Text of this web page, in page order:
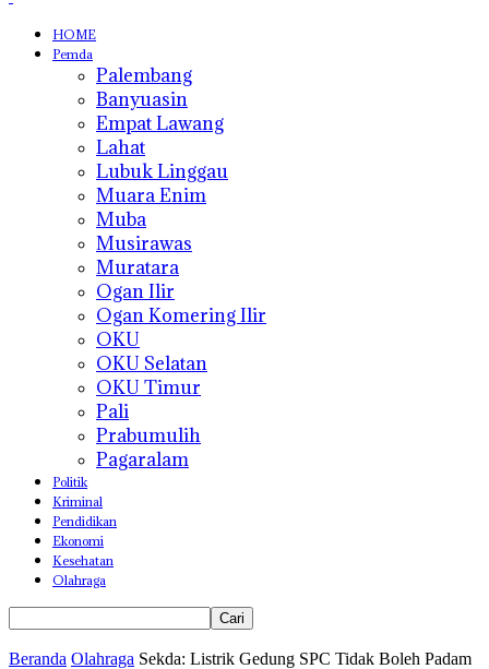
HOME
Pemda
Palembang
Banyuasin
Empat Lawang
Lahat
Lubuk Linggau
Muara Enim
Muba
Musirawas
Muratara
Ogan Ilir
Ogan Komering Ilir
OKU
OKU Selatan
OKU Timur
Pali
Prabumulih
Pagaralam
Politik
Kriminal
Pendidikan
Ekonomi
Kesehatan
Olahraga
Beranda Olahraga Sekda: Listrik Gedung SPC Tidak Boleh Padam